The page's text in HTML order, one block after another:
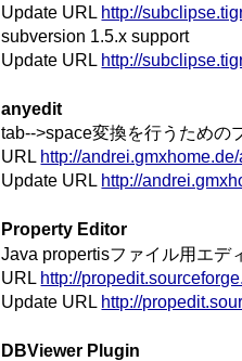
Update URL http://
subversion 1.5.x support
Update URL http://
anyedit
tab-->space変換を行うための
URL http://
Update URL http://
Property Editor
Java propertisファイル用エデ
URL http://
Update URL http://
DBViewer Plugin